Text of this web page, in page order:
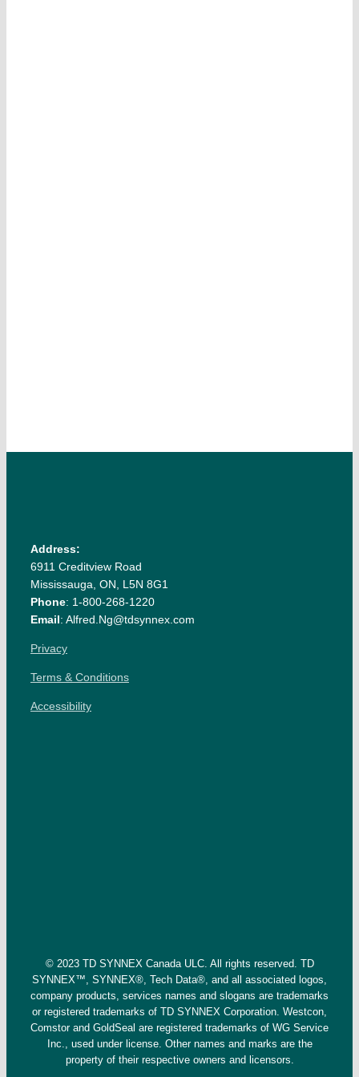
Address:
6911 Creditview Road
Mississauga, ON, L5N 8G1
Phone: 1-800-268-1220
Email: Alfred.Ng@tdsynnex.com
Privacy
Terms & Conditions
Accessibility
© 2023 TD SYNNEX Canada ULC. All rights reserved. TD
SYNNEX™, SYNNEX®, Tech Data®, and all associated logos,
company products, services names and slogans are trademarks
or registered trademarks of TD SYNNEX Corporation. Westcon,
Comstor and GoldSeal are registered trademarks of WG Service
Inc., used under license. Other names and marks are the
property of their respective owners and licensors.